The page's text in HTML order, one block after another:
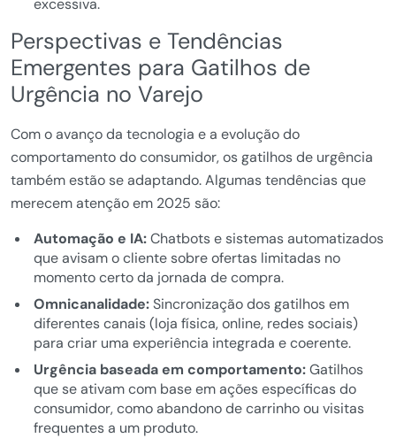
excessiva.
Perspectivas e Tendências
Emergentes para Gatilhos de
Urgência no Varejo
Com o avanço da tecnologia e a evolução do
comportamento do consumidor, os gatilhos de urgência
também estão se adaptando. Algumas tendências que
merecem atenção em 2025 são:
Automação e IA:Chatbots e sistemas automatizados
que avisam o cliente sobre ofertas limitadas no
momento certo da jornada de compra.
Omnicanalidade:Sincronização dos gatilhos em
diferentes canais (loja física, online, redes sociais)
para criar uma experiência integrada e coerente.
Urgência baseada em comportamento:Gatilhos
que se ativam com base em ações específicas do
consumidor, como abandono de carrinho ou visitas
frequentes a um produto.